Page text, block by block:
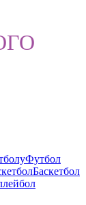
Футбол
Баскетбол